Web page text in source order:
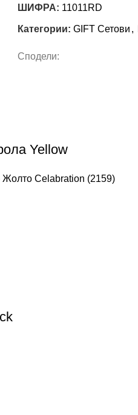
ШИФРА: 11011RD
Категории: GIFT Сетови ,
Сподели:
Yellow
Жолто Celabration (2159)